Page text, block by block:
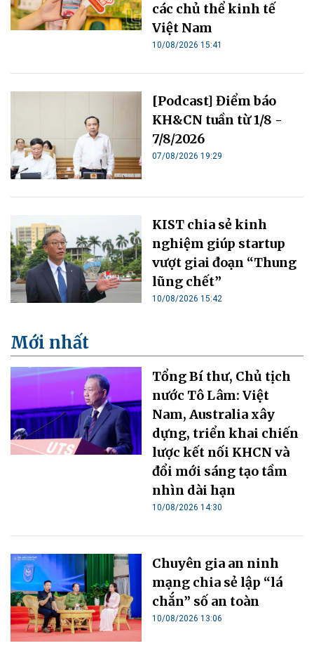
các chủ thể kinh tế
Việt Nam
10/08/2026 15:41
[Podcast] Điểm báo
KH&CN tuần từ 1/8 -
7/8/2026
07/08/2026 19:29
KIST chia sẻ kinh
nghiệm giúp startup
vượt giai đoạn “Thung
lũng chết”
10/08/2026 15:42
Mới nhất
Tổng Bí thư, Chủ tịch
nước Tô Lâm: Việt
Nam, Australia xây
dựng, triển khai chiến
lược kết nối KHCN và
đổi mới sáng tạo tầm
nhìn dài hạn
10/08/2026 14:30
Chuyên gia an ninh
mạng chia sẻ lập “lá
chắn” số an toàn
10/08/2026 13:06